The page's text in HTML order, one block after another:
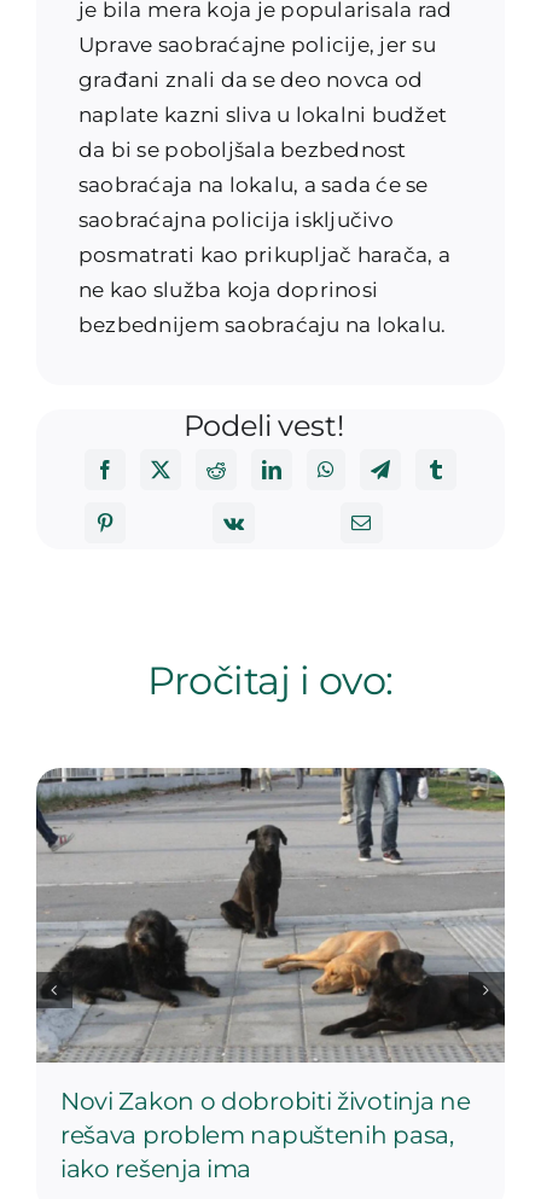
je bila mera koja je popularisala rad
Uprave saobraćajne policije, jer su
građani znali da se deo novca od
naplate kazni sliva u lokalni budžet
da bi se poboljšala bezbednost
saobraćaja na lokalu, a sada će se
saobraćajna policija isključivo
posmatrati kao prikupljač harača, a
ne kao služba koja doprinosi
bezbednijem saobraćaju na lokalu.
Podeli vest!
Pročitaj i ovo:
Novi Zakon o dobrobiti životinja ne
rešava problem napuštenih pasa,
iako rešenja ima